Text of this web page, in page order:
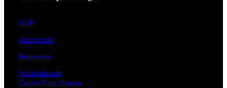
AGB
Datenschutz
Impressum
Widerrufsrecht
Cookie-Einstellungen